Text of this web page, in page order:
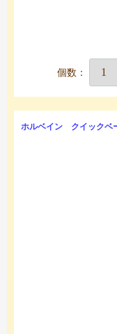
個数：
ホルベイン クイックベ